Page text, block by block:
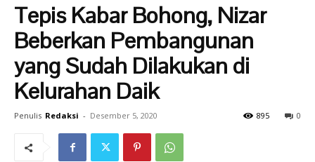
Tepis Kabar Bohong, Nizar
Beberkan Pembangunan
yang Sudah Dilakukan di
Kelurahan Daik
Penulis Redaksi - Desember 5, 2020 0
895